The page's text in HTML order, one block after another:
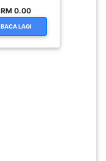
RM 0.00
BACA LAGI